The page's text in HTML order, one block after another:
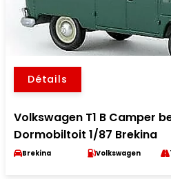
Détails
Volkswagen T1 B Camper
Dormobiltoit 1/87 Brekina
Brekina Volkswagen